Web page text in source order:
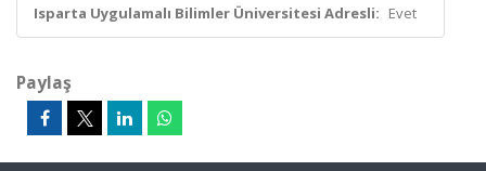
Isparta Uygulamalı Bilimler Üniversitesi Adresli: Evet
Paylaş